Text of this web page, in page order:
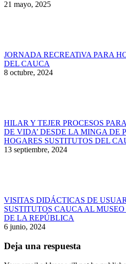
21 mayo, 2025
JORNADA RECREATiVA PARA
DEL CAUCA
8 octubre, 2024
HILAR Y TEJER PROCESOS
DE VIDA’ DESDE LA MINGA DE
HOGARES SUSTITUTOS DEL
13 septiembre, 2024
VISITAS DIDÁCTICAS DE
SUSTITUTOS CAUCA AL
DE LA REPÚBLICA
6 junio, 2024
Deja una respuesta